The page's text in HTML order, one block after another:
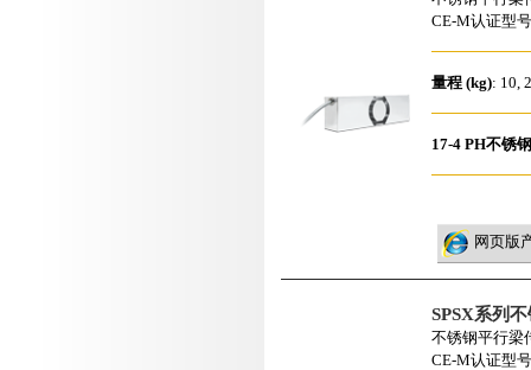
CE-M认证型
量程 (kg): 10,
17-4 PH不锈
网页版
SPSX系列
不锈钢平行梁
CE-M认证型